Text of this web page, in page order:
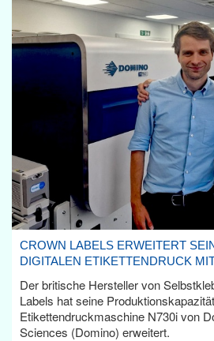
CROWN LABELS ERWEITERT
DIGITALEN ETIKETTENDRUCK
Der britische Hersteller von
Labels hat seine
Etikettendruckmaschine N730i von
Sciences (Domino) erweitert.